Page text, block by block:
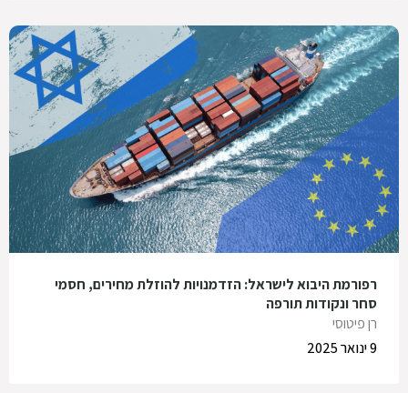
רפורמת היבוא לישראל: הזדמנויות להוזלת מחירים, חסמי
סחר ונקודות תורפה
רן פיטוסי
9 ינואר 2025